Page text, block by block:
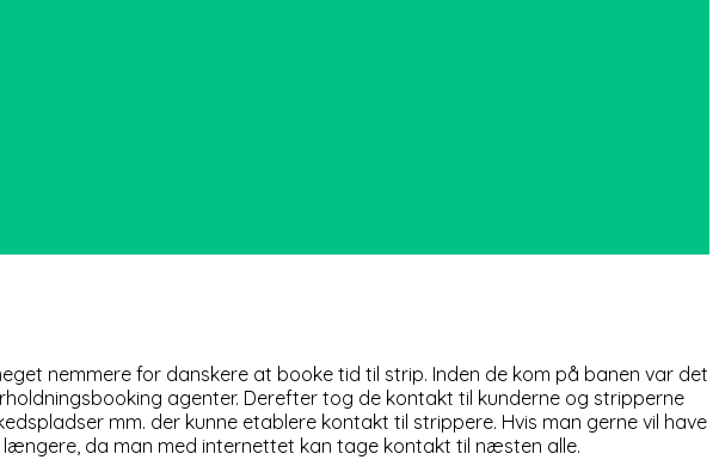
nemmere for danskere at booke tid til strip. Inden de kom på banen var det
agenter. Derefter tog de kontakt til kunderne og stripperne
mm. der kunne etablere kontakt til strippere. Hvis man gerne vil have
da man med internettet kan tage kontakt til næsten alle.